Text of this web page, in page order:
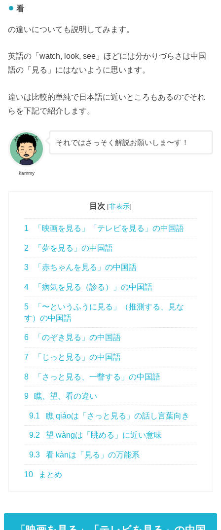
看
の違いについても説明してみます。
英語の「watch, look, see」ほどには分かりづらさは中国
語の「見る」にはないように思います。
違いは比較的単純で日本語に近いところもあるのでそれ
らを下記で紹介します。
kammy
それではさっそく解説お願いしま〜す！
目次 [非表示]
1 「映画を見る」「テレビを見る」の中国語
2 「夢を見る」の中国語
3 「赤ちゃんを見る」の中国語
4 「病気を見る（診る）」の中国語
5
「〜というふうに見る」（推測する、見な
す）の中国語
6 「のぞき見る」の中国語
7 「じっと見る」の中国語
8 「さっと見る、一瞥する」の中国語
9 瞧、望、看の違い
9.1 瞧 qiáoは「さっと見る」の話し言葉向き
9.2 望 wàngは「眺める」に近い意味
9.3 看 kànは「見る」の万能系
10 まとめ